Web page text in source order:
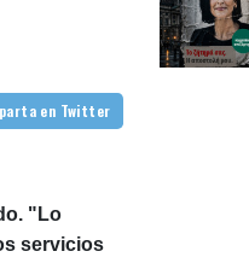
en Twitter
"Lo
servicios